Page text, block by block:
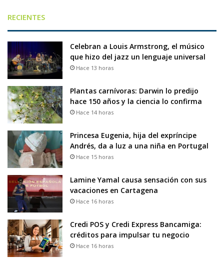
RECIENTES
Celebran a Louis Armstrong, el músico
que hizo del jazz un lenguaje universal
Hace 13 horas
Plantas carnívoras: Darwin lo predijo
hace 150 años y la ciencia lo confirma
Hace 14 horas
Princesa Eugenia, hija del expríncipe
Andrés, da a luz a una niña en Portugal
Hace 15 horas
Lamine Yamal causa sensación con sus
vacaciones en Cartagena
Hace 16 horas
Credi POS y Credi Express Bancamiga:
créditos para impulsar tu negocio
Hace 16 horas